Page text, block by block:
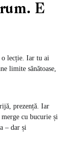
E
o lecție. Iar tu ai
limite sănătoase,
prezență. Iar
cu bucurie și
– dar și